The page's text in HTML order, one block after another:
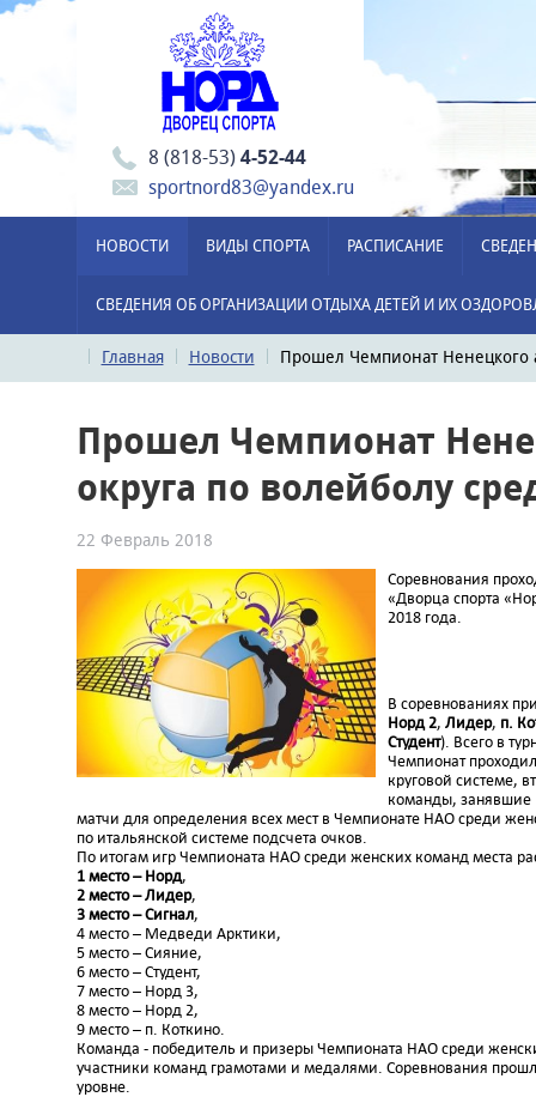
8 (818-53)4-52-44
sportnord83@yandex.ru
НОВОСТИ ВИДЫ СПОРТА РАСПИСАНИЕ
СВЕДЕНИЯ ОБ ОРГАНИЗАЦИИ ОТДЫХА ДЕТЕЙ И ИХ
Главная Новости Прошел Чемпионат Ненецкого
Прошел Чемпионат
округа по волейболу
22 Февраль 2018
Соревнования
«Дворца спорта
2018 года.
В соревнованиях
Норд 2, Лидер, п.
Студент). Всего в
Чемпионат
круговой системе,
команды, занявшие
матчи для определения всех мест в Чемпионате НАО среди
по итальянской системе подсчета очков.
По итогам игр Чемпионата НАО среди женских команд места
1 место – Норд,
2 место – Лидер,
3 место – Сигнал,
4 место – Медведи Арктики,
5 место – Сияние,
6 место – Студент,
7 место – Норд 3,
8 место – Норд 2,
9 место – п. Коткино.
Команда - победитель и призеры Чемпионата НАО среди
участники команд грамотами и медалями. Соревнования
уровне.